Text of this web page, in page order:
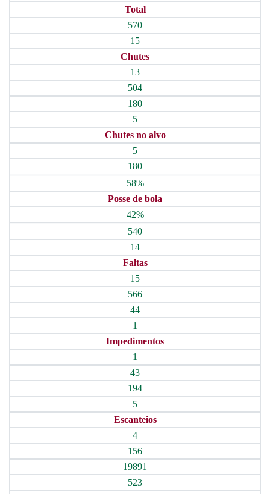
Total
570
15
Chutes
13
504
180
5
Chutes no alvo
5
180
58%
Posse de bola
42%
540
14
Faltas
15
566
44
1
Impedimentos
1
43
194
5
Escanteios
4
156
19891
523